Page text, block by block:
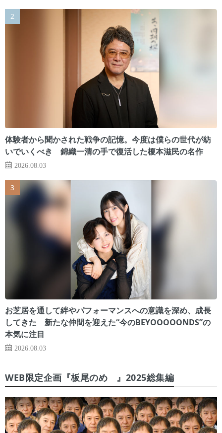
体験者から聞かされた戦争の記憶。今度は僕らの世代が紡
いでいくべき 錦織一清の手で復活した榎本滋民の名作
2026.08.03
お芝居を通して絆やパフォーマンスへの意識を深め、成長
してきた 新たな仲間を迎えた“今のBEYOOOOONDS”の
本気に注目
2026.08.03
WEB限定企画『板尾のめ゙』2025総集編